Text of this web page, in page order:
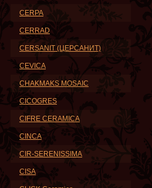
CERPA
CERRAD
CERSANIT (ЦЕРСАНИТ)
CEVICA
CHAKMAKS MOSAIC
CICOGRES
CIFRE CERAMICA
CINCA
CIR-SERENISSIMA
CISA